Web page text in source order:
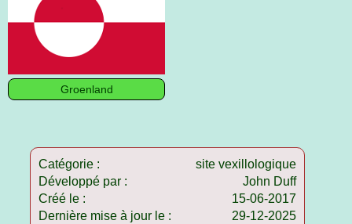
Groenland
Catégorie :
site vexillologique
Développé par :
John Duff
Créé le :
15-06-2017
Dernière mise à jour le :
29-12-2025